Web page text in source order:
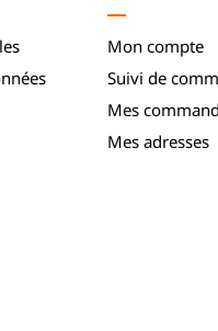
Mon compte
Suivi de
Mes
Mes adresses